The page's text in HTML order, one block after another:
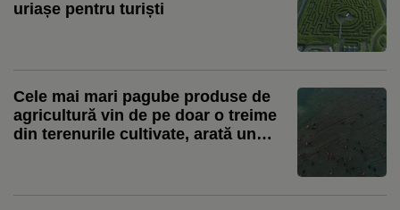
uriașe pentru turiști
Cele mai mari pagube produse de
agricultură vin de pe doar o treime
din terenurile cultivate, arată un